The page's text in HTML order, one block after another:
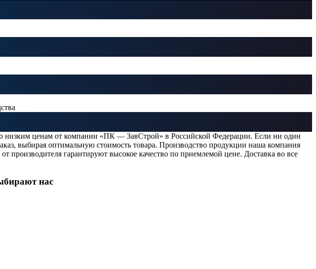
низким ценам от компании «ПК — ЗавСтрой» в Российской Федерации. Если ни один
выбирая оптимальную стоимость товара. Производство продукции наша компания
гарантируют высокое качество по приемлемой цене. Доставка во все
нас